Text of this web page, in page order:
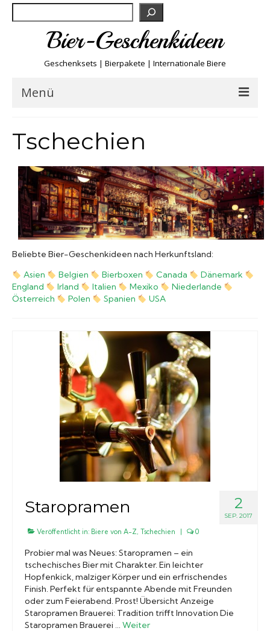
Bier-Geschenkideen
Geschenksets | Bierpakete | Internationale Biere
Menü
Bierboxen & Sets
Biere A-Z
Biere der Welt
Biergläser
Partyfässer
Tschechien
Beliebte Bier-Geschenkideen nach Herkunftsland:
Asien
Belgien Bierboxen Canada
Dänemark
England
Irland Italien Mexiko
Niederlande
Österreich
Polen Spanien USA
2
SEP. 2017
Staropramen
Veröffentlicht in: Biere von A-Z, Tschechien | 0
Probier mal was Neues: Staropramen – ein
tschechisches Bier mit Charakter. Ein leichter
Hopfenkick, malziger Körper und ein erfrischendes
Finish. Perfekt für entspannte Abende mit Freunden
oder zum Feierabend. Prost! Übersicht Anzeige
Staropramen Brauerei: Tradition trifft Innovation Die
Staropramen Brauerei … Weiter